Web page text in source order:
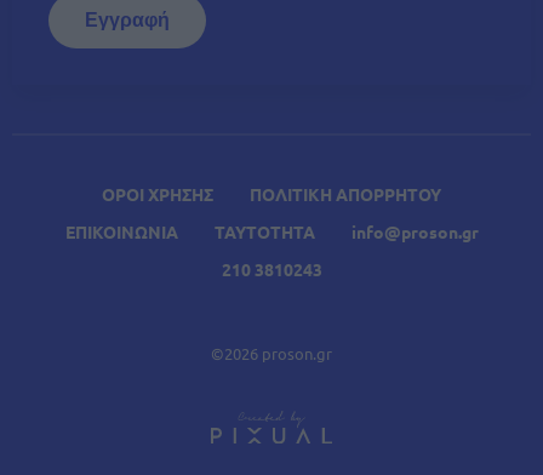
ΟΡΟΙ ΧΡΗΣΗΣ
ΠΟΛΙΤΙΚΗ ΑΠΟΡΡΗΤΟΥ
ΕΠΙΚΟΙΝΩΝΙΑ
ΤΑΥΤΟΤΗΤΑ
info@proson.gr
210 3810243
©2026 proson.gr